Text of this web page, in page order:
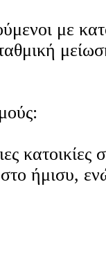
με
κατοικίες
στο ήμισυ,